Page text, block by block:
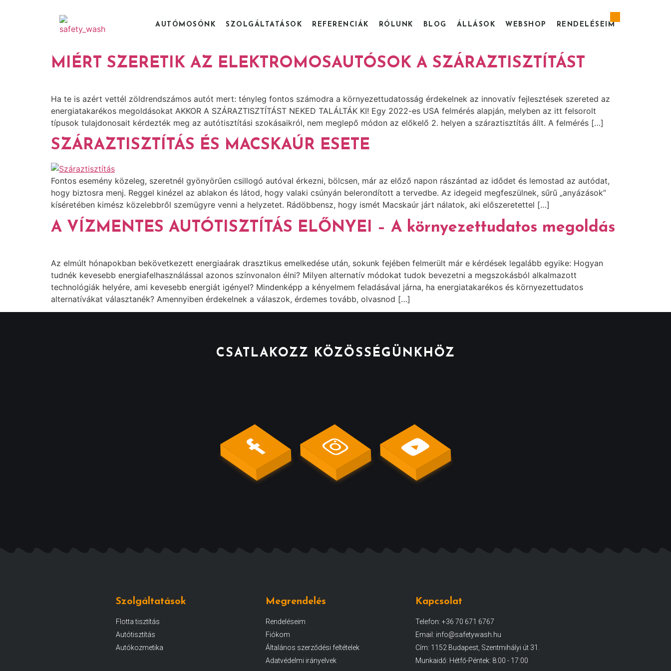
AUTÓMOSÓNK SZOLGÁLTATÁSOK REFERENCIÁK RÓLUNK BLOG ÁLLÁSOK WEBSHOP RENDELÉSEIM
MIÉRT SZERETIK AZ ELEKTROMOSAUTÓSOK A SZÁRAZTISZTÍTÁST
Ha te is azért vettél zöldrendszámos autót mert: tényleg fontos számodra a környezettudatosság érdekelnek az innovatív fejlesztések szereted az
energiatakarékos megoldásokat AKKOR A SZÁRAZTISZTÍTÁST NEKED TALÁLTÁK KI! Egy 2022-es USA felmérés alapján, melyben az itt felsorolt
típusok tulajdonosait kérdezték meg az autótisztítási szokásaikról, nem meglepő módon az előkelő 2. helyen a száraztisztítás állt. A felmérés […]
SZÁRAZTISZTÍTÁS ÉS MACSKAÚR ESETE
Fontos esemény közeleg, szeretnél gyönyörűen csillogó autóval érkezni, bölcsen, már az előző napon rászántad az idődet és lemostad az autódat,
hogy biztosra menj. Reggel kinézel az ablakon és látod, hogy valaki csúnyán belerondított a tervedbe. Az idegeid megfeszülnek, sűrű „anyázások”
kíséretében kimész közelebbről szemügyre venni a helyzetet. Rádöbbensz, hogy ismét Macskaúr járt nálatok, aki előszeretettel […]
A VÍZMENTES AUTÓTISZTÍTÁS ELŐNYEI – A környezettudatos megoldás
Az elmúlt hónapokban bekövetkezett energiaárak drasztikus emelkedése után, sokunk fejében felmerült már e kérdések legalább egyike: Hogyan
tudnék kevesebb energiafelhasználással azonos színvonalon élni? Milyen alternatív módokat tudok bevezetni a megszokásból alkalmazott
technológiák helyére, ami kevesebb energiát igényel? Mindenképp a kényelmem feladásával járna, ha energiatakarékos és környezettudatos
alternatívákat választanék? Amennyiben érdekelnek a válaszok, érdemes tovább, olvasnod […]
CSATLAKOZZ KÖZÖSSÉGÜNKHÖZ
Szolgáltatások
Flotta tisztítás
Autótisztítás
Autókozmetika
Megrendelés
Rendeléseim
Fiókom
Általános szerződési feltételek
Adatvédelmi irányelvek
Kapcsolat
Telefon: +36 70 671 6767
Email: info@safetywash.hu
Cím: 1152 Budapest, Szentmihályi út 31.
Munkaidő: Hétfő-Péntek: 8:00 - 17:00